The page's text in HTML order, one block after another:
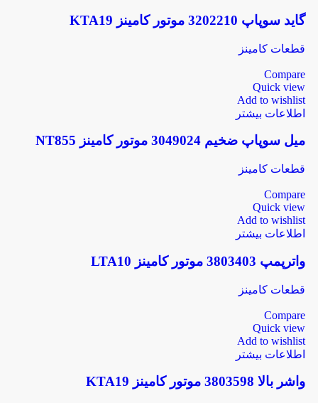
گاید سوپاپ 3202210 موتور کامینز KTA19
قطعات کامینز
Compare
Quick view
Add to wishlist
اطلاعات بیشتر
میل سوپاپ ضخیم 3049024 موتور کامینز NT855
قطعات کامینز
Compare
Quick view
Add to wishlist
اطلاعات بیشتر
واترپمپ 3803403 موتور کامینز LTA10
قطعات کامینز
Compare
Quick view
Add to wishlist
اطلاعات بیشتر
واشر بالا 3803598 موتور کامینز KTA19